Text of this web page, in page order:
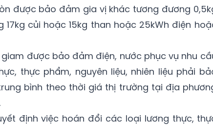
được bảo đảm gia vị khác tương đương
củi hoặc 15kg than hoặc 25kWh điện
được bảo đảm điện, nước phục vụ nhu
thực phẩm, nguyên liệu, nhiên liệu phải
bình theo thời giá thị trường tại địa
định việc hoán đổi các loại lương thực,